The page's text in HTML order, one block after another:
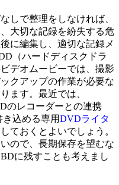
しで整理をしなければ、
大切な記録を紛失する危
に編集し、適切な記録メ
（ハードディスクドラ
デオムービーでは、撮影
クアップの作業が必要な
ます。最近では、
のレコーダーとの連携
込める専用DVDライタ
ておくとよいでしょう。
ので、長期保存を望むな
に残すことも考えまし